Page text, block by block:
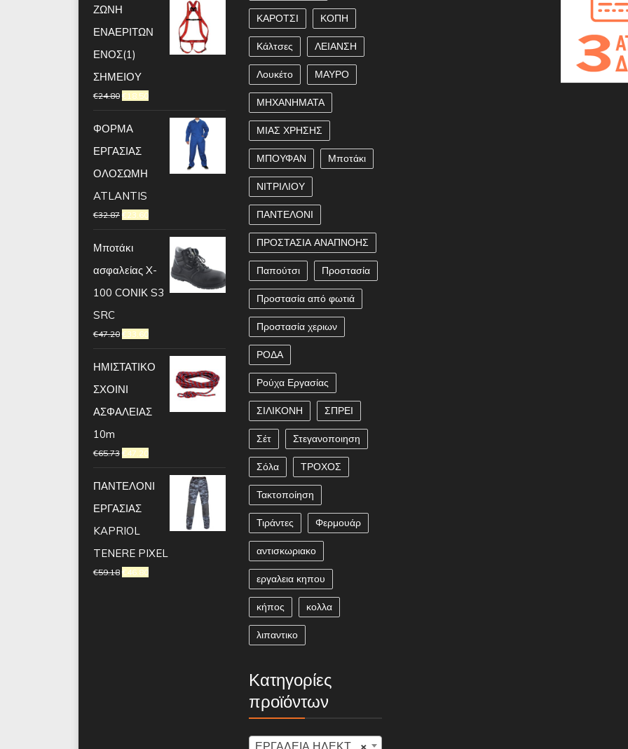
ΖΩΝΗ
ΕΝΑΕΡΙΤΩΝ
ΕΝΟΣ(1)
ΣΗΜΕΙΟΥ
€24.80 €18.50
ΦΟΡΜΑ
ΕΡΓΑΣΙΑΣ
ΟΛΟΣΩΜΗ
ATLANTIS
€32.87 €23.60
Μποτάκι
ασφαλείας X-
100 CΟΝΙΚ S3
SRC
€47.20 €33.60
ΗΜΙΣΤΑΤΙΚΟ
ΣΧΟΙΝΙ
ΑΣΦΑΛΕΙΑΣ
10m
€65.73 €47.20
ΠΑΝΤΕΛΟΝΙ
ΕΡΓΑΣΙΑΣ
KAPRIOL
TENERE PIXEL
€59.18 €46.80
ΚΑΡΟΤΣΙ ΚΟΠΗ
Κάλτσες ΛΕΙΑΝΣΗ
Λουκέτο ΜΑΥΡΟ
ΜΗΧΑΝΗΜΑΤΑ
ΜΙΑΣ ΧΡΗΣΗΣ
ΜΠΟΥΦΑΝ Μποτάκι
ΝΙΤΡΙΛΙΟΥ
ΠΑΝΤΕΛΟΝΙ
ΠΡΟΣΤΑΣΙΑ ΑΝΑΠΝΟΗΣ
Παπούτσι Προστασία
Προστασία από φωτιά
Προστασία χεριων
ΡΟΔΑ
Ρούχα Εργασίας
ΣΙΛΙΚΟΝΗ ΣΠΡΕΙ
Σέτ Στεγανοποιηση
Σόλα ΤΡΟΧΟΣ
Τακτοποίηση
Τιράντες Φερμουάρ
αντισκωριακο
εργαλεια κηπου
κήπος κολλα
λιπαντικο
Κατηγορίες
προϊόντων
×
ΕΡΓΑΛΕΙΑ ΗΛΕΚΤΡΙΚΑ (23)